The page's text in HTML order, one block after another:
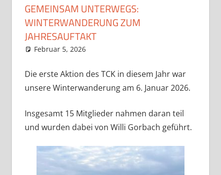
GEMEINSAM UNTERWEGS:
WINTERWANDERUNG ZUM
JAHRESAUFTAKT
Februar 5, 2026
Die erste Aktion des TCK in diesem Jahr war
unsere Winterwanderung am 6. Januar 2026.
Insgesamt 15 Mitglieder nahmen daran teil
und wurden dabei von Willi Gorbach geführt.